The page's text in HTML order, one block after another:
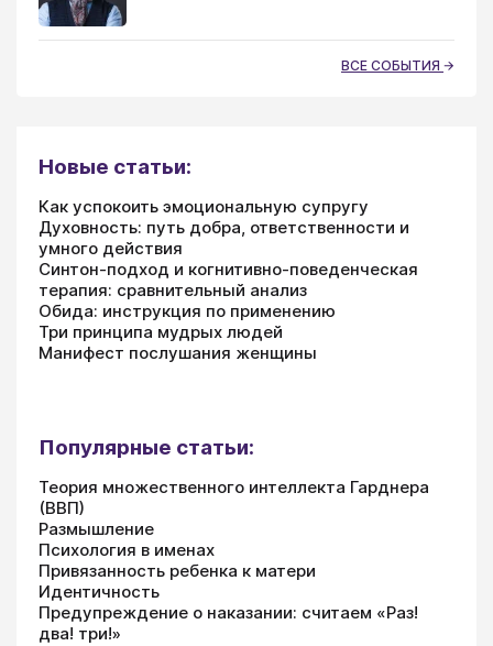
ВСЕ СОБЫТИЯ
Новые статьи:
Как успокоить эмоциональную супругу
Духовность: путь добра, ответственности и
умного действия
Синтон-подход и когнитивно-поведенческая
терапия: сравнительный анализ
Обида: инструкция по применению
Три принципа мудрых людей
Манифест послушания женщины
Популярные статьи:
Теория множественного интеллекта Гарднера
(ВВП)
Размышление
Психология в именах
Привязанность ребенка к матери
Идентичность
Предупреждение о наказании: считаем «Раз!
два! три!»